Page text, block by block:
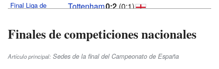
Final Liga de
de 2019
Tottenham0:2(0:1)
F. C.
2'
63.272
Finales de competiciones nacionales
Artículo principal: Sedes de la final del Campeonato de España